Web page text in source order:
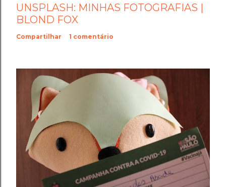
UNSPLASH: MINHAS FOTOGRAFIAS |
BLOND FOX
Compartilhar 1 comentário